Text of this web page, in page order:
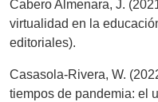
Cabero Almenara, J.
virtualidad en la
editoriales).
Casasola-Rivera, W.
tiempos de pandemia: el